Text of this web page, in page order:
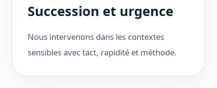
Succession et urgence
Nous intervenons dans les contextes
sensibles avec tact, rapidité et méthode.